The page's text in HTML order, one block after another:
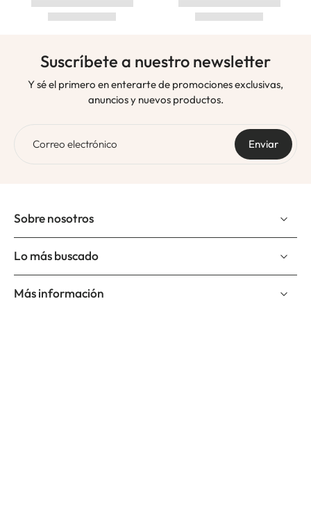
Suscríbete a nuestro newsletter
Y sé el primero en enterarte de promociones exclusivas,
anuncios y nuevos productos.
Correo electrónico Enviar
Sobre nosotros
Lo más buscado
Más información